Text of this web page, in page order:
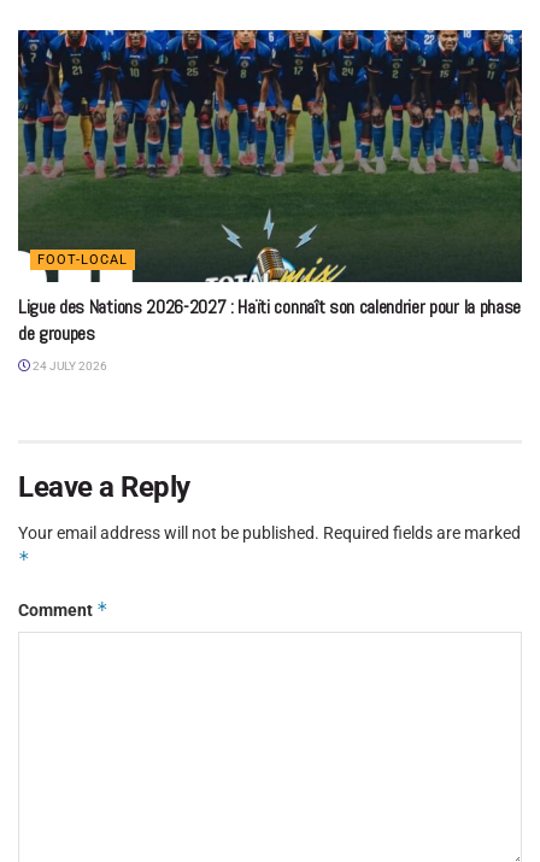
FOOT-LOCAL
Ligue des Nations 2026-2027 : Haïti connaît son calendrier pour la phase
de groupes
24 JULY 2026
Leave a Reply
Your email address will not be published. Required fields are marked
*
Comment *